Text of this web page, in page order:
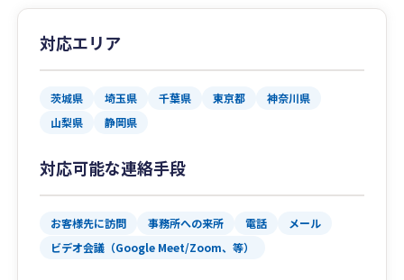
対応エリア
茨城県 埼玉県 千葉県 東京都
神奈川県
山梨県
静岡県
対応可能な連絡手段
お客様先に訪問 事務所への来所 電話
メール
ビデオ会議（Google Meet/Zoom、等）